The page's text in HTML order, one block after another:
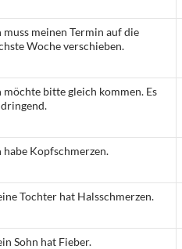
muss meinen Termin auf die
Woche verschieben.
möchte bitte gleich kommen. Es
habe Kopfschmerzen.
Tochter hat Halsschmerzen.
Sohn hat Fieber.